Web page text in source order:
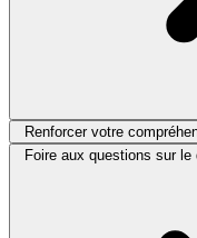
Renforcer votre
Foire aux questions sur